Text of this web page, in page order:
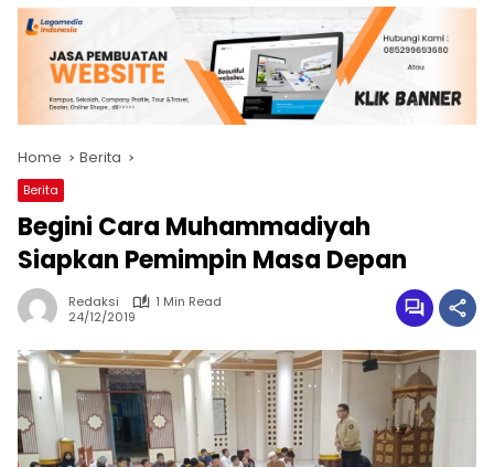
Home Berita
Berita
Begini Cara Muhammadiyah
Siapkan Pemimpin Masa Depan
Redaksi
1 Min Read
24/12/2019